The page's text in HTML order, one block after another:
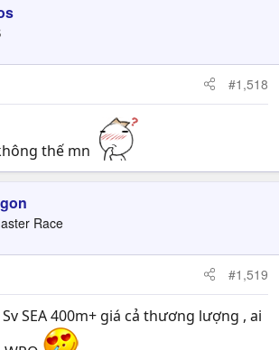
#1,518
thế mn
Race
#1,519
SEA 400m+ giá cả thương lượng , ai